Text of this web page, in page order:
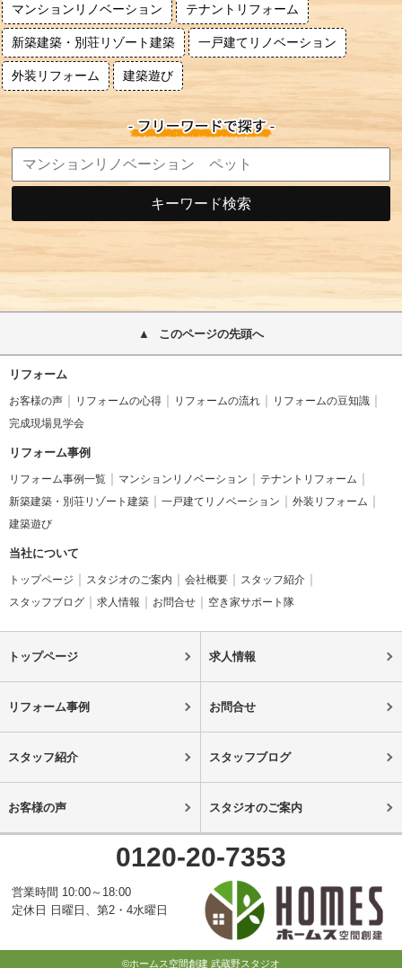
マンションリノベーション テナントリフォーム
新築建築・別荘リゾート建築 一戸建てリノベーション
外装リフォーム 建築遊び
キーワード検索
このページの先頭へ
リフォーム
お客様の声 リフォームの心得 リフォームの流れ
リフォームの豆知識
完成現場見学会
リフォーム事例
リフォーム事例一覧 マンションリノベーション
テナントリフォーム
新築建築・別荘リゾート建築
一戸建てリノベーション
外装リフォーム
建築遊び
当社について
トップページ スタジオのご案内 会社概要
スタッフ紹介
スタッフブログ
求人情報 お問合せ 空き家サポート隊
トップページ 求人情報
リフォーム事例 お問合せ
スタッフ紹介 スタッフブログ
お客様の声 スタジオのご案内
0120-20-7353
営業時間 10:00～18:00
定休日 日曜日、第2・4水曜日
©ホームス空間創建 武蔵野スタジオ